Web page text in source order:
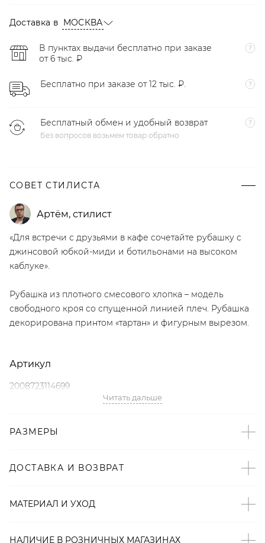
Доставка в МОСКВА
В пунктах выдачи бесплатно при заказе
от 6 тыс. ₽
Бесплатно при заказе от 12 тыс. ₽.
Бесплатный обмен и удобный возврат
Без вопросов возьмем товар обратно
СОВЕТ СТИЛИСТА
Артём, стилист
«Для встречи с друзьями в кафе сочетайте рубашку с
джинсовой юбкой-миди и ботильонами на высоком
каблуке».
Рубашка из плотного смесового хлопка – модель
свободного кроя со спущенной линией плеч. Рубашка
декорирована принтом «тартан» и фигурным вырезом.
Артикул
2008723114699
– Произведено по индивидуальному заказу и под
– Дизайн: Санкт-Петербург, Россия;
– Фигурный вырез;
прочный, износостойкий материал, который хорошо
Читать дальше
РАЗМЕРЫ
ДОСТАВКА И ВОЗВРАТ
МАТЕРИАЛ И УХОД
НАЛИЧИЕ В РОЗНИЧНЫХ МАГАЗИНАХ